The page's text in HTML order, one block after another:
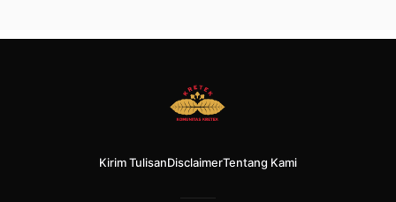
Kirim TulisanDisclaimerTentang Kami